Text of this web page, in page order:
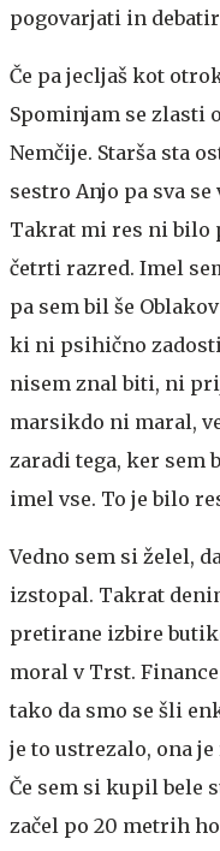
pogovarjati in
Če pa jecljaš kot
Spominjam se zlasti
Nemčije. Starša sta
sestro Anjo pa sva
Takrat mi res ni bilo
četrti razred. Imel
pa sem bil še
ki ni psihično
nisem znal biti, ni
marsikdo ni maral,
zaradi tega, ker sem
imel vse. To je bilo
Vedno sem si želel,
izstopal. Takrat
pretirane izbire
moral v Trst.
tako da smo se šli
je to ustrezalo, ona
Če sem si kupil bele
začel po 20 metrih